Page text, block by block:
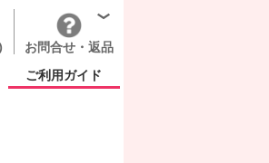
お問合せ・返品
ご利用ガイド